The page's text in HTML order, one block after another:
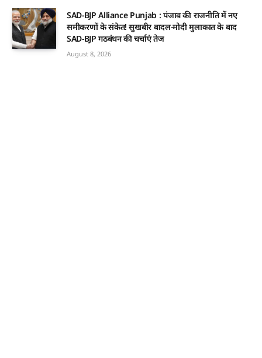
SAD-BJP Alliance Punjab : पंजाब की राजनीति में नए
समीकरणों के संकेत! सुखबीर बादल-मोदी मुलाकात के बाद
SAD-BJP गठबंधन की चर्चाएं तेज
August 8, 2026